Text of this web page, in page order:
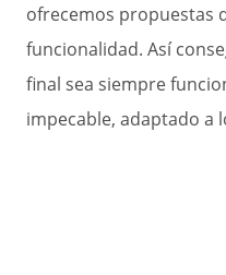
ofrecemos propuestas
funcionalidad. Así
final sea siempre
impecable, adaptado a